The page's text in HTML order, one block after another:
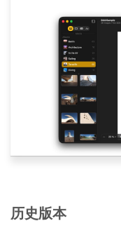
历史版本